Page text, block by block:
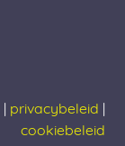
privacybeleid
cookiebeleid